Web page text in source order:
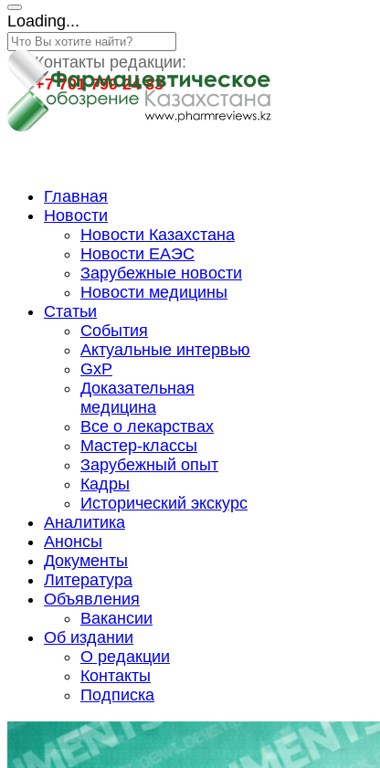
Loading...
Контакты редакции:
+7 701 799 24 83
Главная
Новости
Новости Казахстана
Новости ЕАЭС
Зарубежные новости
Новости медицины
Статьи
События
Актуальные интервью
GxP
Доказательная
медицина
Все о лекарствах
Мастер-классы
Зарубежный опыт
Кадры
Исторический экскурс
Аналитика
Анонсы
Документы
Литература
Объявления
Вакансии
Об издании
О редакции
Контакты
Подписка